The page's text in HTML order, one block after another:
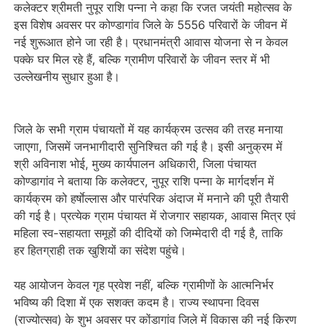
कलेक्टर श्रीमती नुपूर राशि पन्ना ने कहा कि रजत जयंती महोत्सव के
इस विशेष अवसर पर कोण्डागांव जिले के 5556 परिवारों के जीवन में
नई शुरूआत होने जा रही है। प्रधानमंत्री आवास योजना से न केवल
पक्के घर मिल रहे हैं, बल्कि ग्रामीण परिवारों के जीवन स्तर में भी
उल्लेखनीय सुधार हुआ है।
जिले के सभी ग्राम पंचायतों में यह कार्यक्रम उत्सव की तरह मनाया
जाएगा, जिसमें जनभागीदारी सुनिश्चित की गई है। इसी अनुक्रम में
श्री अविनाश भोई, मुख्य कार्यपालन अधिकारी, जिला पंचायत
कोण्डागांव ने बताया कि कलेक्टर, नुपूर राशि पन्ना के मार्गदर्शन में
कार्यक्रम को हर्षाेल्लास और पारंपरिक अंदाज में मनाने की पूरी तैयारी
की गई है। प्रत्येक ग्राम पंचायत में रोजगार सहायक, आवास मित्र एवं
महिला स्व-सहायता समूहों की दीदियों को जिम्मेदारी दी गई है, ताकि
हर हितग्राही तक खुशियों का संदेश पहुंचे।
यह आयोजन केवल गृह प्रवेश नहीं, बल्कि ग्रामीणों के आत्मनिर्भर
भविष्य की दिशा में एक सशक्त कदम है। राज्य स्थापना दिवस
(राज्योत्सव) के शुभ अवसर पर कोंडागांव जिले में विकास की नई किरण